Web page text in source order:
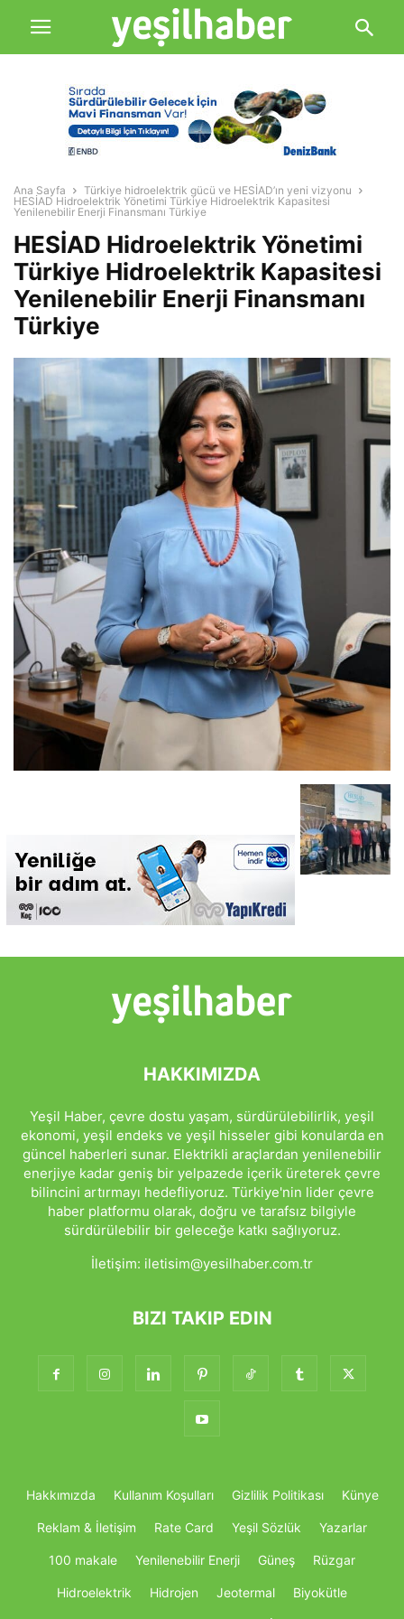
Ana Sayfa
Türkiye hidroelektrik gücü ve HESİAD’ın yeni vizyonu
HESİAD Hidroelektrik Yönetimi Türkiye Hidroelektrik Kapasitesi
Yenilenebilir Enerji Finansmanı Türkiye
HESİAD Hidroelektrik Yönetimi
Türkiye Hidroelektrik Kapasitesi
Yenilenebilir Enerji Finansmanı
Türkiye
HAKKIMIZDA
Yeşil Haber, çevre dostu yaşam, sürdürülebilirlik, yeşil
ekonomi, yeşil endeks ve yeşil hisseler gibi konularda en
güncel haberleri sunar. Elektrikli araçlardan yenilenebilir
enerjiye kadar geniş bir yelpazede içerik üreterek çevre
bilincini artırmayı hedefliyoruz. Türkiye'nin lider çevre
haber platformu olarak, doğru ve tarafsız bilgiyle
sürdürülebilir bir geleceğe katkı sağlıyoruz.
İletişim: iletisim@yesilhaber.com.tr
BIZI TAKIP EDIN
Hakkımızda Kullanım Koşulları Gizlilik Politikası Künye
Reklam & İletişim Rate Card Yeşil Sözlük Yazarlar
100 makale Yenilenebilir Enerji Güneş Rüzgar
Hidroelektrik Hidrojen Jeotermal Biyokütle